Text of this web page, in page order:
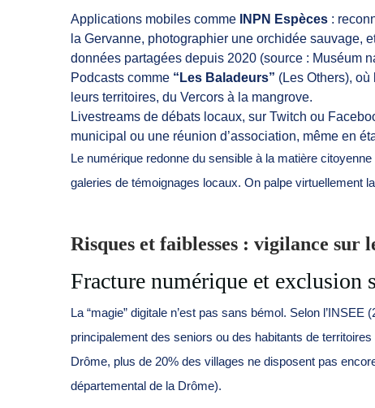
Applications mobiles comme INPN Espèces :
la Gervanne, photographier une orchidée sauvage,
données partagées depuis 2020 (source : Muséum
Podcasts comme “Les Baladeurs” (Les Others),
leurs territoires, du Vercors à la mangrove.
Livestreams de débats locaux, sur Twitch ou
municipal ou une réunion d’association, même en
Le numérique redonne du sensible à la matière
galeries de témoignages locaux. On palpe virtuellement
Risques et faiblesses : vigilance sur
Fracture numérique et exclusion
La “magie” digitale n’est pas sans bémol. Selon
principalement des seniors ou des habitants de
Drôme, plus de 20% des villages ne disposent pas
départemental de la Drôme).